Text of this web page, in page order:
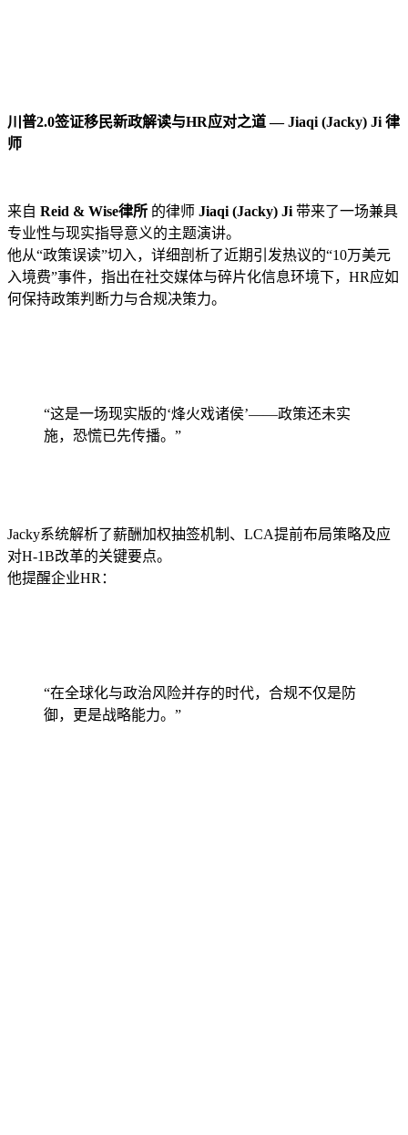
川普2.0签证移民新政解读与HR应对之道 — Jiaqi (Jacky) Ji 律
师
来自 Reid & Wise律所 的律师 Jiaqi (Jacky) Ji 带来了一场兼具
专业性与现实指导意义的主题演讲。
他从“政策误读”切入，详细剖析了近期引发热议的“10万美元
入境费”事件，指出在社交媒体与碎片化信息环境下，HR应如
何保持政策判断力与合规决策力。
“这是一场现实版的‘烽火戏诸侯’——政策还未实
施，恐慌已先传播。”
Jacky系统解析了薪酬加权抽签机制、LCA提前布局策略及应
对H-1B改革的关键要点。
他提醒企业HR：
“在全球化与政治风险并存的时代，合规不仅是防
御，更是战略能力。”